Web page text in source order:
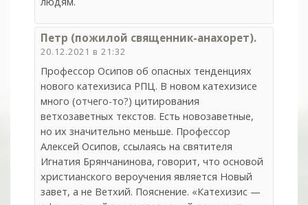
Петр (пожилой священник-анахорет).
20.12.2021 в 21:32
Профессор Осипов об опасных тенденциях
нового катехизиса РПЦ. В новом катехизисе
много (отчего-то?) цитирования
ветхозаветных текстов. Есть новозаветные,
но их значительно меньше. Профессор
Алексей Осипов, ссылаясь на святителя
Игнатия Брянчанинова, говорит, что основой
христианского вероучения является Новый
завет, а не Ветхий. Пояснение. «Катехизис —